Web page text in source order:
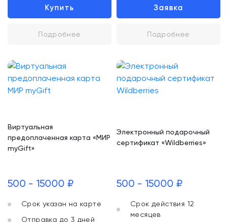
Купить
Подробнее
Заявка
Подробнее
Виртуальная
предоплаченная карта «МИР
myGift»
500 - 15000 ₽
Срок указан на карте
Отправка до 3 дней
Электронный подарочный
сертификат «Wildberries»
500 - 15000 ₽
Срок действия 12
месяцев